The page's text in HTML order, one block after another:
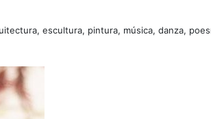
escultura, pintura, música, danza,